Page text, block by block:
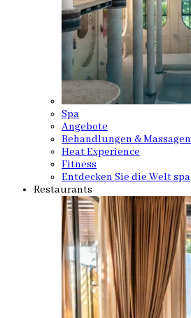
Spa
Angebote
Behandlungen & Massagen
Heat Experience
Fitness
Entdecken Sie die Welt spa
Restaurants